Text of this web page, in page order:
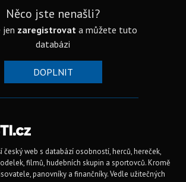
Něco jste nenašli?
jen zaregistrovat a můžete tuto
databázi
DOPLNIT
český web s databází osobností, herců, hereček,
filmů, hudebních skupin a sportovců. Kromě
panovníky a finančníky. Vedle užitečných